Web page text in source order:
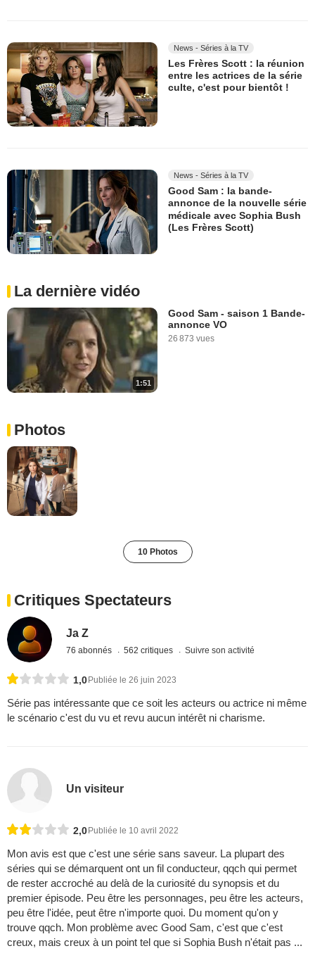
News - Séries à la TV
Les Frères Scott : la réunion
entre les actrices de la série
culte, c'est pour bientôt !
News - Séries à la TV
Good Sam : la bande-
annonce de la nouvelle série
médicale avec Sophia Bush
(Les Frères Scott)
La dernière vidéo
1:51
Good Sam - saison 1 Bande-
annonce VO
26 873 vues
Photos
10 Photos
Critiques Spectateurs
Ja Z
76 abonnés 562 critiques Suivre son activité
1,0Publiée le 26 juin 2023
Série pas intéressante que ce soit les acteurs ou actrice ni même
le scénario c'est du vu et revu aucun intérêt ni charisme.
Un visiteur
2,0Publiée le 10 avril 2022
Mon avis est que c'est une série sans saveur. La plupart des
séries qui se démarquent ont un fil conducteur, qqch qui permet
de rester accroché au delà de la curiosité du synopsis et du
premier épisode. Peu être les personnages, peu être les acteurs,
peu être l'idée, peut être n'importe quoi. Du moment qu'on y
trouve qqch. Mon problème avec Good Sam, c'est que c'est
creux, mais creux à un point tel que si Sophia Bush n'était pas ...